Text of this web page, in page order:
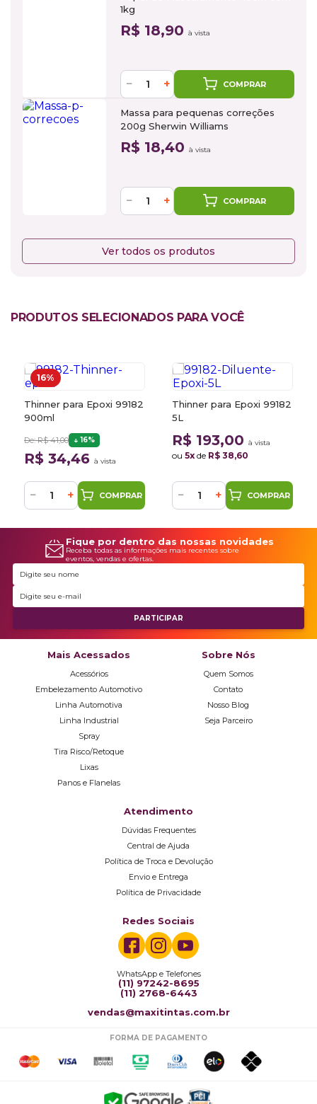
1kg
R$ 18,90 à vista
− + COMPRAR
Massa para pequenas correções
200g Sherwin Williams
R$ 18,40 à vista
− + COMPRAR
Ver todos os produtos
PRODUTOS SELECIONADOS PARA VOCÊ
16%
Thinner para Epoxi 99182
900ml
De: R$ 41,00 16%
R$ 34,46 à vista
− + COMPRAR
Thinner para Epoxi 99182
5L
R$ 193,00 à vista
ou 5x de R$ 38,60
− + COMPRAR
Fique por dentro das nossas novidades
Receba todas as informações mais recentes sobre
eventos, vendas e ofertas.
Mais Acessados
Acessórios
Embelezamento Automotivo
Linha Automotiva
Linha Industrial
Spray
Tira Risco/Retoque
Lixas
Panos e Flanelas
Sobre Nós
Quem Somos
Contato
Nosso Blog
Seja Parceiro
Atendimento
Dúvidas Frequentes
Central de Ajuda
Política de Troca e Devolução
Envio e Entrega
Política de Privacidade
Redes Sociais
WhatsApp e Telefones
(11) 97242-8695
(11) 2768-6443
vendas@maxitintas.com.br
FORMA DE PAGAMENTO